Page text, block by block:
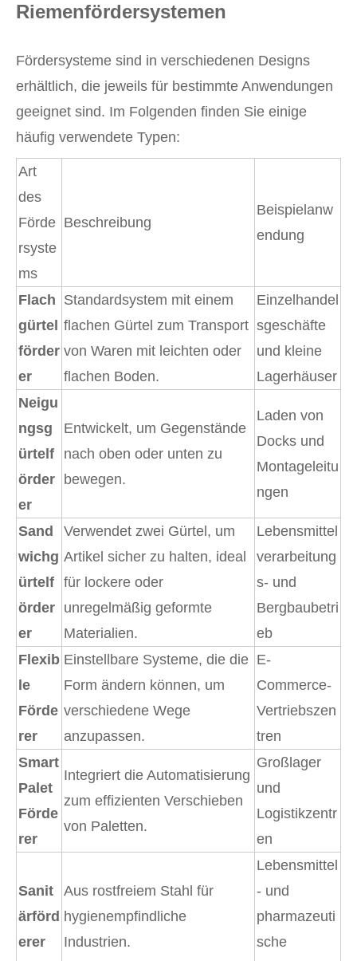
Riemenfördersystemen
Fördersysteme sind in verschiedenen Designs
erhältlich, die jeweils für bestimmte Anwendungen
geeignet sind. Im Folgenden finden Sie einige
häufig verwendete Typen:
Art
des
Förde
rsyste
ms
Beschreibung
Beispielanw
endung
Flach
gürtel
förder
er
Standardsystem mit einem
flachen Gürtel zum Transport
von Waren mit leichten oder
flachen Boden.
Einzelhandel
sgeschäfte
und kleine
Lagerhäuser
Neigu
ngsg
ürtelf
örder
er
Entwickelt, um Gegenstände
nach oben oder unten zu
bewegen.
Laden von
Docks und
Montageleitu
ngen
Sand
wichg
ürtelf
örder
er
Verwendet zwei Gürtel, um
Artikel sicher zu halten, ideal
für lockere oder
unregelmäßig geformte
Materialien.
Lebensmittel
verarbeitung
s- und
Bergbaubetri
eb
Flexib
le
Förde
rer
Einstellbare Systeme, die die
Form ändern können, um
verschiedene Wege
anzupassen.
E-
Commerce-
Vertriebszen
tren
Smart
Palet
Förde
rer
Integriert die Automatisierung
zum effizienten Verschieben
von Paletten.
Großlager
und
Logistikzentr
en
Sanit
ärförd
erer
Aus rostfreiem Stahl für
hygienempfindliche
Industrien.
Lebensmittel
- und
pharmazeuti
sche